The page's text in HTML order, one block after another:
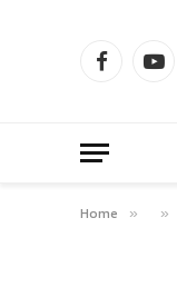
Facebook
Home » »